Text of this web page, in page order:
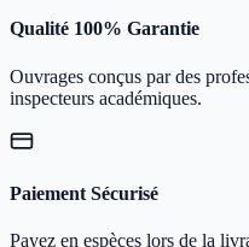
Qualité 100% Garantie
Ouvrages conçus par des
inspecteurs académiques.
Paiement Sécurisé
Payez en espèces lors de la